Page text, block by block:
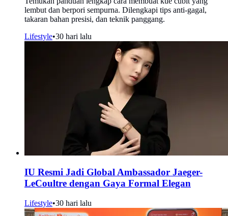
lembut dan berpori sempurna. Dilengkapi tips anti-gagal,
takaran bahan presisi, dan teknik panggang.
Lifestyle•30 hari lalu
IU Resmi Jadi Global Ambassador Jaeger-
LeCoultre dengan Gaya Formal Elegan
Lifestyle•30 hari lalu